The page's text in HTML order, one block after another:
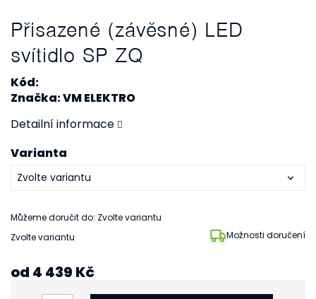
Přisazené (závěsné) LED
svítidlo SP ZQ
Kód:
Značka: VM ELEKTRO
Zvolte variantu Možnosti doručení
Varianta
Můžeme doručit do: Zvolte variantu
Detailní informace
od 4 439 Kč